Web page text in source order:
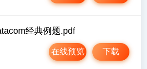
经典例题.pdf
下载
在线预览